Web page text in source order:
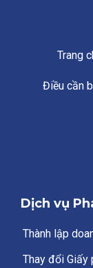
Trang
Điều cần
Dịch vụ
Thành lập
Thay đổi Giấy